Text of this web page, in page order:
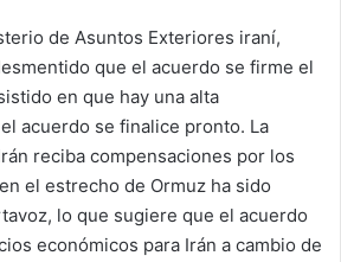
de Asuntos Exteriores iraní,
que el acuerdo se firme el
en que hay una alta
acuerdo se finalice pronto. La
reciba compensaciones por los
el estrecho de Ormuz ha sido
lo que sugiere que el acuerdo
económicos para Irán a cambio de